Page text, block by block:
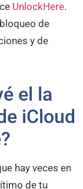
UnlockHere.
de
y de
el la
iCloud
hay veces en
de tu